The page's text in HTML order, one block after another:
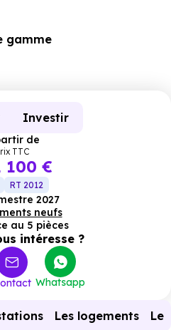
gamme
Investir
de
TTC
100 €
RT 2012
2027
neufs
au 5 pièces
intéresse ?
Whatsapp
Les logements Le